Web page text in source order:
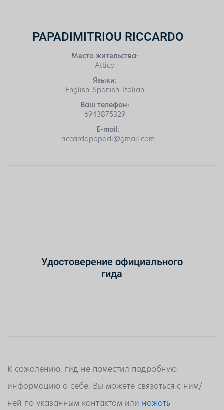
PAPADIMITRIOU RICCARDO
Место жительства:
Attica
Языки:
English, Spanish, Italian
Ваш телефон:
6943875329
E-mail:
riccardopapadi@gmail.com
Удостоверение официального
гида
К сожалению, гид не поместил подробную
информацию о себе. Вы можете связаться с ним/
ней по указанным контактам или нажать